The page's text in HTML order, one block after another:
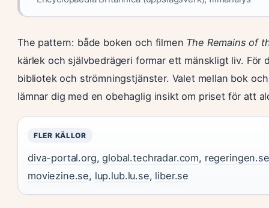
The pattern: både boken och filmen The Remains of
kärlek och självbedrägeri formar ett mänskligt liv.
bibliotek och strömningstjänster. Valet mellan bok
lämnar dig med en obehaglig insikt om priset för att
FLER KÄLLOR
diva-portal.org,global.techradar.com, regeringen.se
moviezine.se, lup.lub.lu.se, liber.se